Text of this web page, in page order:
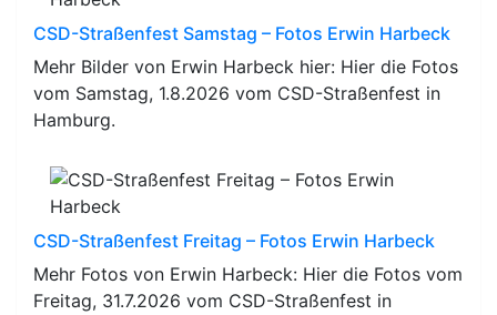
CSD-Straßenfest Samstag – Fotos Erwin Harbeck
Mehr Bilder von Erwin Harbeck hier: Hier die Fotos
vom Samstag, 1.8.2026 vom CSD-Straßenfest in
Hamburg.
CSD-Straßenfest Freitag – Fotos Erwin Harbeck
Mehr Fotos von Erwin Harbeck: Hier die Fotos vom
Freitag, 31.7.2026 vom CSD-Straßenfest in